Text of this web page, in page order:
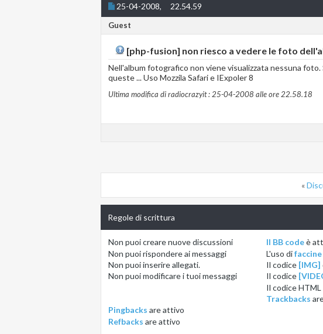
25-04-2008, 22.54.59
Guest
[php-fusion] non riesco a vedere le foto
Nell'album fotografico non viene visualizzata nessuna
queste ... Uso Mozzila Safari e IExpoler 8
Ultima modifica di radiocrazyit : 25-04-2008 alle ore 22.58.18
«
Regole di scrittura
Non puoicreare nuove discussioni
Non puoirispondere ai messaggi
Non puoiinserire allegati.
Non puoimodificare i tuoi messaggi
Il BB codeè
L'uso difaccine
Il codice [IMG]
Il codice
Il codice
Trackbacks
Pingbacks areattivo
Refbacks areattivo